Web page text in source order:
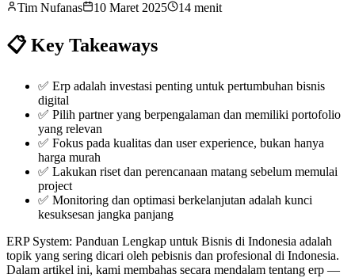
Tim Nufanas
10 Maret 2025 14 menit
📋 Key Takeaways
✅ Erp adalah investasi penting untuk pertumbuhan bisnis
digital
✅ Pilih partner yang berpengalaman dan memiliki portofolio
yang relevan
✅ Fokus pada kualitas dan user experience, bukan hanya
harga murah
✅ Lakukan riset dan perencanaan matang sebelum memulai
project
✅ Monitoring dan optimasi berkelanjutan adalah kunci
kesuksesan jangka panjang
ERP System: Panduan Lengkap untuk Bisnis di Indonesia adalah
topik yang sering dicari oleh pebisnis dan profesional di Indonesia.
Dalam artikel ini, kami membahas secara mendalam tentang erp —